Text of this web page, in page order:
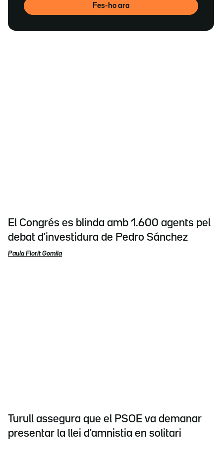
Fes-ho ara
El Congrés es blinda amb 1.600 agents pel
debat d'investidura de Pedro Sánchez
Paula Florit Gomila
Turull assegura que el PSOE va demanar
presentar la llei d'amnistia en solitari